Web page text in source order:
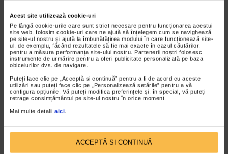
Acest site utilizează cookie-uri
Pe lângă cookie-urile care sunt strict necesare pentru funcționarea acestui
site web, folosim cookie-uri care ne ajută să înțelegem cum se navighează
pe site-ul nostru și ajută la îmbunătățirea modului în care funcționează site-
ul, de exemplu, făcând rezultatele să fie mai exacte în cazul căutărilor,
pentru a măsura performanța site-ului nostru. Partenerii noștri folosesc
instrumente de urmărire pentru a oferi publicitate personalizată pe baza
obiceiurilor dvs. de navigare.
Puteți face clic pe „Acceptă si continuă” pentru a fi de acord cu aceste
utilizări sau puteți face clic pe „Personalizează setările” pentru a vă
configura opțiunile. Vă puteți modifica preferințele și, în special, vă puteți
retrage consimțământul pe site-ul nostru în orice moment.
Mai multe detalii aici.
ACCEPTĂ SI CONTINUĂ
18.972 vizualizari
VIDEO